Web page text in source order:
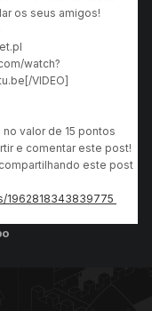
os seus amigos!
watch?
VIDEO]
valor de 15 pontos
e comentar este post!
este post